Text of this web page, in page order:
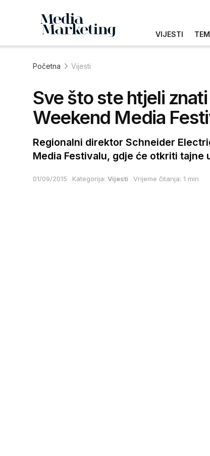
VIJESTI
Početna Vijesti
Sve što ste htjeli
Weekend Media
Regionalni direktor Schneider
Media Festivalu, gdje će otkriti
01/09/2015 Kategorija: Vijesti Vrijeme čitanja: 1 min